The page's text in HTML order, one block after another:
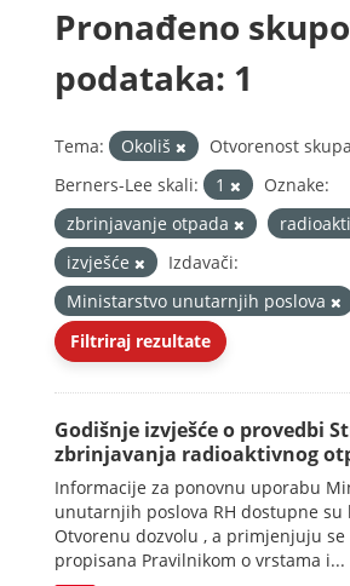
Pronađeno
podataka: 1
Tema: Okoliš
Otvorenost
Berners-Lee skali:
1
Oznake:
zbrinjavanje otpada
izvješće
Izdavači:
Ministarstvo unutarnjih poslova
Filtriraj rezultate
Godišnje izvješće o provedbi
zbrinjavanja radioaktivnog
Informacije za ponovnu uporabu
unutarnjih poslova RH dostupne su
Otvorenu dozvolu , a primjenjuju se
propisana Pravilnikom o vrstama i...